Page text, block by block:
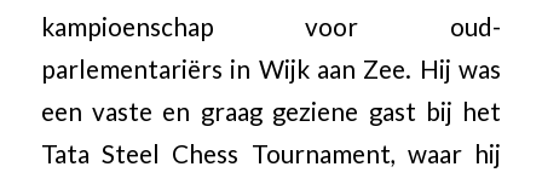
kampioenschap voor oud-
parlementariërs in Wijk aan Zee. Hij was
een vaste en graag geziene gast bij het
Tata Steel Chess Tournament, waar hij